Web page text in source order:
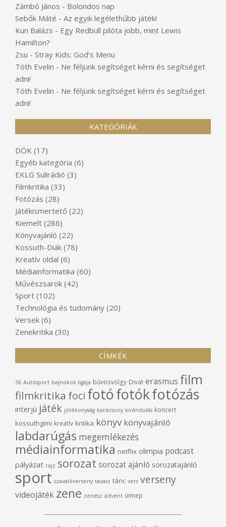
Zámbó János - Bolondos nap
Sebők Máté - Az egyik legélethűbb játék!
Kun Balázs - Egy Redbull pilóta jobb, mint Lewis
Hamilton?
Zsu - Stray Kids: God’s Menu
Tóth Evelin - Ne féljünk segítséget kérni és segítséget
adni!
Tóth Evelin - Ne féljünk segítséget kérni és segítséget
adni!
KATEGÓRIÁK
DÖK (17)
Egyéb kategória (6)
EKLG Sulirádió (3)
Filmkritika (33)
Fotózás (28)
Játékismertető (22)
Kiemelt (286)
Könyvajánló (22)
Kossuth-Diák (78)
Kreatív oldal (6)
Médiainformatika (60)
Művészsarok (42)
Sport (102)
Technológia és tudomány (20)
Versek (6)
Zenekritika (30)
CÍMKÉK
56 Autósport bajnokok ligája bűvösvölgy Divat erasmus film
filmkritika foci fotófotókfotózás
interjú játék jótékonyság karácsony kirándulás koncert
kossuthgimi kreatív kritika könyv könyvajánló
labdarúgás megemlékezés
médiainformatika netflix olimpia podcast
pályázat rajz sorozat sorozat ajánló sorozatajánló
sport szavalóverseny tavasz tánc vers verseny
videojáték zene zenész ádvent ünnep